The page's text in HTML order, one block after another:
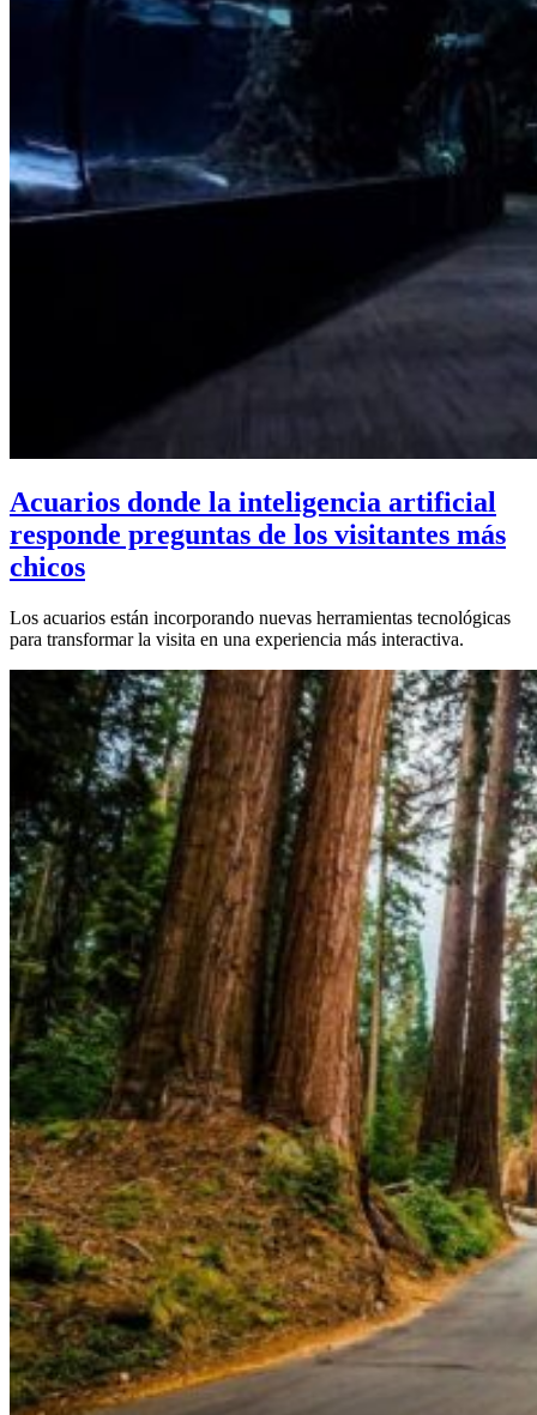
Acuarios donde la inteligencia artificial
responde preguntas de los visitantes más
chicos
Los acuarios están incorporando nuevas herramientas tecnológicas
para transformar la visita en una experiencia más interactiva.